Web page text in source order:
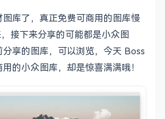
库了，真正免费可商用的图库慢
接下来分享的可能都是小众图
享的图库，可以浏览，今天 Boss
的小众图库，却是惊喜满满哦！